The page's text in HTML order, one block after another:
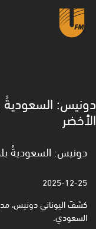
دونيس: السعوديةُ
الأخضر
دونيس: السعوديةُ
2025-12-25
كشفَ اليوناني دونيس،
السعودي.